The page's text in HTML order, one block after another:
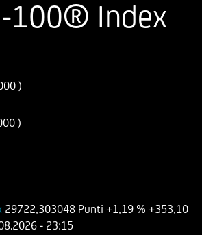
100® Index
)
)
29722,303048 Punti +1,19 % +353,10
- 23:15